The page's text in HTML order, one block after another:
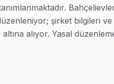
duyduklarımıza göre
çıkar ne sürpriz fatura.
gerçekten yok.
Yan sanayi parçaya
garantisi — yazılı belge
şirket bilgileri
alıyor. Yasal